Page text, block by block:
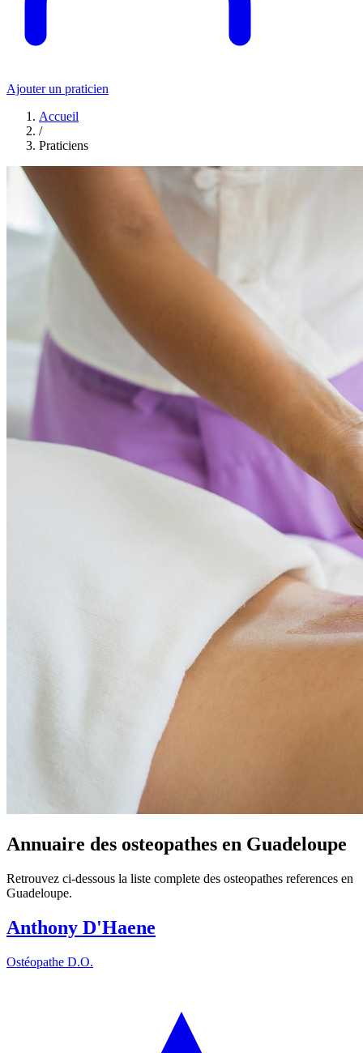
Ajouter un praticien
Accueil
/
Praticiens
Annuaire des osteopathes en Guadeloupe
Retrouvez ci-dessous la liste complete des osteopathes references en
Guadeloupe.
Anthony D'Haene
Ostéopathe D.O.